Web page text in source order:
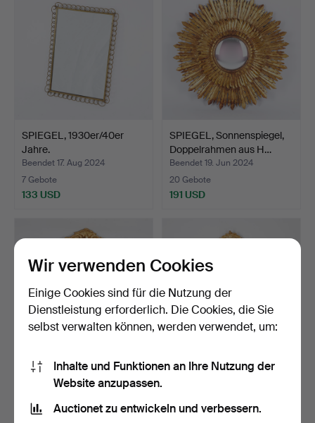
SPIEGEL, 1930er/40er
Jahre.
Beendet 17. Aug 2024
7 Gebote
133 USD
SPIEGEL, Sonnenspiegel,
Doppelrahmen aus H…
Beendet 19. Jun 2024
20 Gebote
191 USD
Stockholmer Spiegel
aus der Mitte des 18. …
26 Gebote
NILS SUNDSTRÖM
Wir verwenden Cookies
Einige Cookies sind für die Nutzung der
Dienstleistung erforderlich. Die Cookies, die Sie
selbst verwalten können, werden verwendet, um:
Inhalte und Funktionen an Ihre Nutzung der
Website anzupassen.
Auctionet zu entwickeln und verbessern.